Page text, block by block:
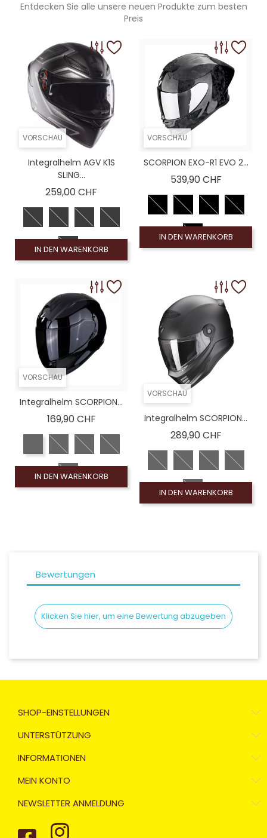
Entdecken Sie alle unsere neuen Produkte zum besten
Preis
VORSCHAU
Integralhelm AGV K1S
SLING...
259,00 CHF
IN DEN WARENKORB
VORSCHAU
SCORPION EXO-R1 EVO 2...
539,90 CHFPreis
IN DEN WARENKORB
VORSCHAU
Integralhelm SCORPION...
169,90 CHFPreis
IN DEN WARENKORB
VORSCHAU
Integralhelm SCORPION...
289,90 CHFPreis
IN DEN WARENKORB
Bewertungen
Klicken Sie hier, um eine Bewertung abzugeben
SHOP-EINSTELLUNGEN
UNTERSTÜTZUNG
INFORMATIONEN
MEIN KONTO
NEWSLETTER ANMELDUNG